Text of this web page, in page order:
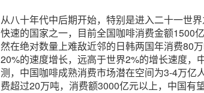
从八十年代中后期开始，特别是进入二十一世
快速的国家之一，目前全国咖啡消费金额1500
然在绝对数量上难敌近邻的日韩两国年消费80
20%的速度增长，远高于世界2%的增长速度，
测，中国咖啡成熟消费市场潜在空间为3-4万亿
费超过20万吨，消费额3000亿元以上，中国有